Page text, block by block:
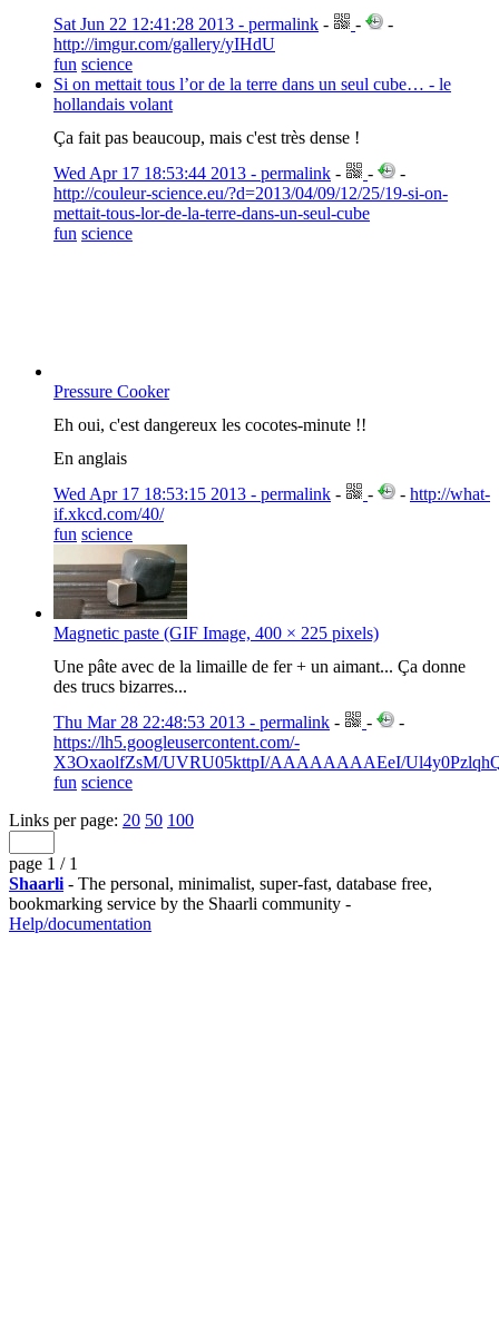
Sat Jun 22 12:41:28 2013 - permalink - -
-
http://imgur.com/gallery/yIHdU
fun science
Si on mettait tous l’or de la terre dans un seul cube… - le
hollandais volant
Ça fait pas beaucoup, mais c'est très dense !
Wed Apr 17 18:53:44 2013 - permalink - -
-
http://couleur-science.eu/?d=2013/04/09/12/25/19-si-on-
mettait-tous-lor-de-la-terre-dans-un-seul-cube
fun science
Pressure Cooker
Eh oui, c'est dangereux les cocotes-minute !!
En anglais
Wed Apr 17 18:53:15 2013 - permalink - - - http://what-
if.xkcd.com/40/
fun science
Magnetic paste (GIF Image, 400 × 225 pixels)
Une pâte avec de la limaille de fer + un aimant... Ça donne
des trucs bizarres...
Thu Mar 28 22:48:53 2013 - permalink - -
-
https://lh5.googleusercontent.com/-
X3OxaolfZsM/UVRU05kttpI/AAAAAAAAEeI/
fun science
Links per page: 20 50 100
page 1 / 1
Shaarli - The personal, minimalist, super-fast, database free,
bookmarking service by the Shaarli community -
Help/documentation